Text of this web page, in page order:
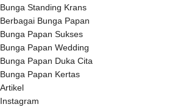
Bunga Standing Krans
Berbagai Bunga Papan
Bunga Papan Sukses
Bunga Papan Wedding
Bunga Papan Duka Cita
Bunga Papan Kertas
Artikel
Instagram